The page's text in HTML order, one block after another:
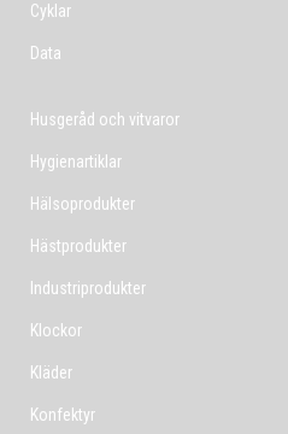
Cyklar
Data
Husgeråd och vitvaror
Hygienartiklar
Hälsoprodukter
Hästprodukter
Industriprodukter
Klockor
Kläder
Konfektyr